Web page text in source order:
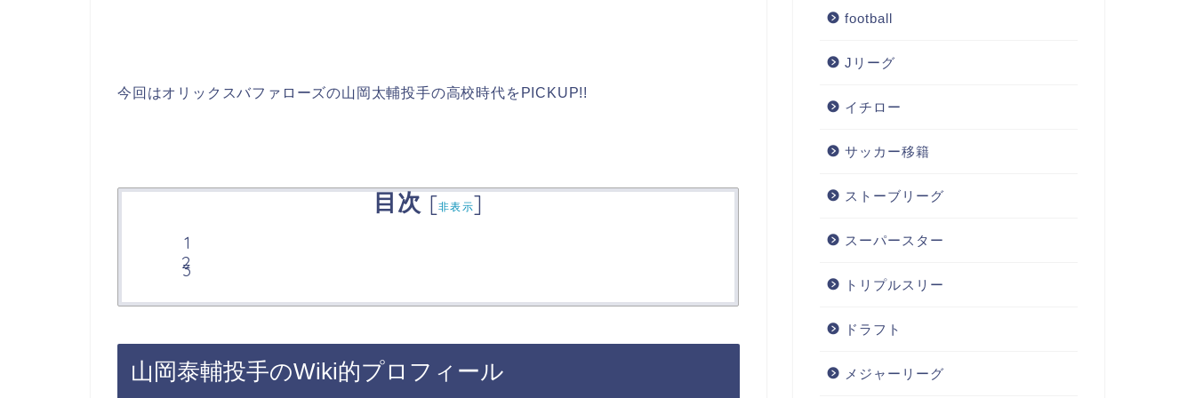
今回はオリックスバファローズの山岡太輔投手の高校時代をPICKUP!!
目次 [非表示]
山岡泰輔投手のWiki的プロフィール
football
Jリーグ
イチロー
サッカー移籍
ストーブリーグ
スーパースター
トリプルスリー
ドラフト
メジャーリーグ